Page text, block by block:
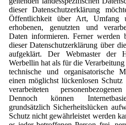
dieser Datenschutzerklärung
Öffentlichkeit über Art,
erhobenen, genutzten und
Daten informieren. Ferner werden
dieser Datenschutzerklärung über
aufgeklärt. Der Webmaster der
Werbellin hat als für die
technische und organisatorische
einen möglichst lückenlosen Schutz
verarbeiteten
Dennoch können
grundsätzlich Sicherheitslücken
Schutz nicht gewährleistet werden